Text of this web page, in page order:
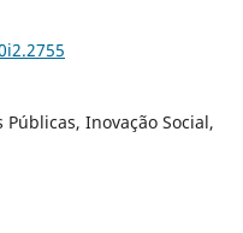
Inovação Social,